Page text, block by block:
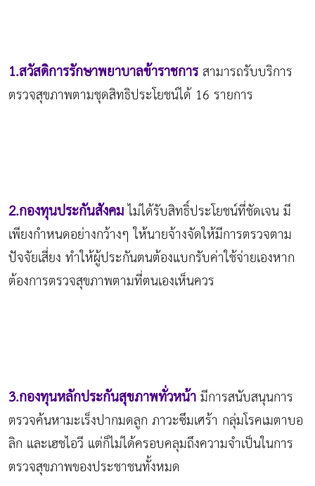
1.สวัสดิการรักษาพยาบาลข้าราชการสามารถรับบริการ
ตรวจสุขภาพตามชุดสิทธิประโยชน์ได้ 16 รายการ
2.กองทุนประกันสังคมไม่ได้รับสิทธิ์ประโยชน์ที่ชัดเจน มี
เพียงกำหนดอย่างกว้างๆ ให้นายจ้างจัดให้มีการตรวจตาม
ปัจจัยเสี่ยง ทำให้ผู้ประกันตนต้องแบกรับค่าใช้จ่ายเองหาก
ต้องการตรวจสุขภาพตามที่ตนเองเห็นควร
3.กองทุนหลักประกันสุขภาพทั่วหน้ามีการสนับสนุนการ
ตรวจค้นหามะเร็งปากมดลูก ภาวะซึมเศร้า กลุ่มโรคเมตาบอ
ลิก และเฮชไอวี แต่ก็ไม่ได้ครอบคลุมถึงความจำเป็นในการ
ตรวจสุขภาพของประชาชนทั้งหมด